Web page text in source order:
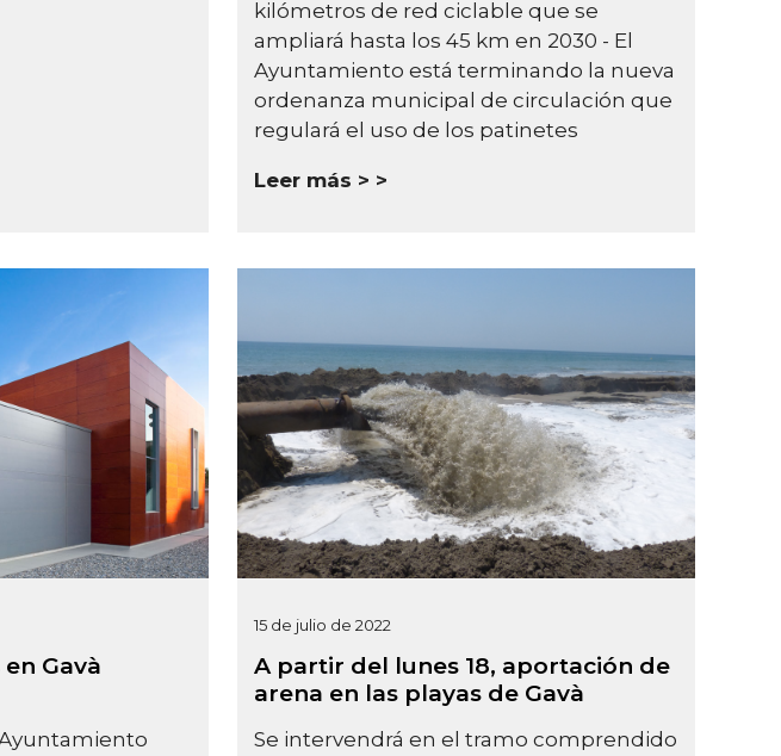
kilómetros de red ciclable que se
ampliará hasta los 45 km en 2030 - El
Ayuntamiento está terminando la nueva
ordenanza municipal de circulación que
regulará el uso de los patinetes
Leer más >
Gavà
15 de julio de 2022
A partir del lunes 18, aportación de
arena en las playas de Gavà
Se intervendrá en el tramo comprendido